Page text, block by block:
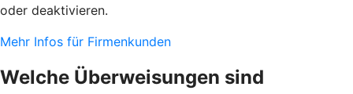
oder deaktivieren.
Mehr Infos für Firmenkunden
Welche Überweisungen sind